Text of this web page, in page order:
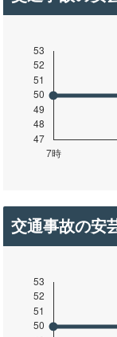
交通事故の安